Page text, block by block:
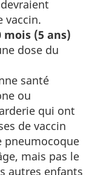
vaccin.
mois (5 ans)
dose du
santé
ou
qui ont
de vaccin
pneumocoque
mais pas le
autres enfants